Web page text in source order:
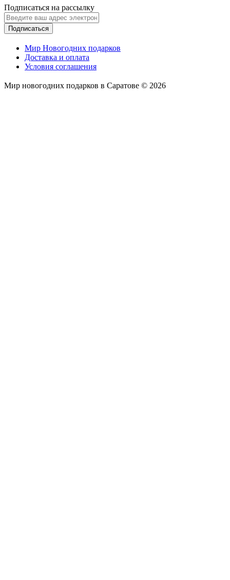
Подписаться на рассылку
Подписаться
Мир Новогодних подарков
Доставка и оплата
Условия соглашения
Мир новогодних подарков в Саратове © 2026